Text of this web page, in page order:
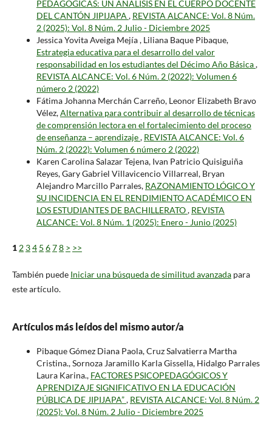
PEDAGÓGICAS: UN ANÁLISIS EN EL CUERPO DOCENTE
DEL CANTÓN JIPIJAPA , REVISTA ALCANCE: Vol. 8 Núm.
2 (2025): Vol. 8 Núm. 2 Julio - Diciembre 2025
Jessica Yovita Aveiga Mejía , Liliana Baque Pibaque,
Estrategia educativa para el desarrollo del valor
responsabilidad en los estudiantes del Décimo Año Básica,
REVISTA ALCANCE: Vol. 6 Núm. 2 (2022): Volumen 6
número 2 (2022)
Fátima Johanna Merchán Carreño, Leonor Elizabeth Bravo
Vélez,Alternativa para contribuir al desarrollo de técnicas
de comprensión lectora en el fortalecimiento del proceso
de enseñanza – aprendizaje, REVISTA ALCANCE: Vol. 6
Núm. 2 (2022): Volumen 6 número 2 (2022)
Karen Carolina Salazar Tejena, Ivan Patricio Quisiguiña
Reyes, Gary Gabriel Villavicencio Villarreal, Bryan
Alejandro Marcillo Parrales, RAZONAMIENTO LÓGICO Y
SU INCIDENCIA EN EL RENDIMIENTO ACADÉMICO EN
LOS ESTUDIANTES DE BACHILLERATO, REVISTA
ALCANCE: Vol. 8 Núm. 1 (2025): Enero - Junio (2025)
1 2 34 5 678 > >>
También puede Iniciar una búsqueda de similitud avanzadapara
este artículo.
Artículos más leídos del mismo autor/a
Pibaque Gómez Diana Paola, Cruz Salvatierra Martha
Cristina., Sornoza Jaramillo Karla Gissella, Hidalgo Parrales
Laura Karina., FACTORES PSICOPEDAGÓGICOS Y
APRENDIZAJE SIGNIFICATIVO EN LA EDUCACIÓN
PÚBLICA DE JIPIJAPA”, REVISTA ALCANCE: Vol. 8 Núm. 2
(2025): Vol. 8 Núm. 2 Julio - Diciembre 2025